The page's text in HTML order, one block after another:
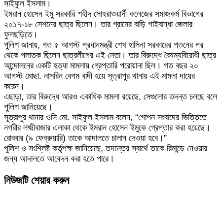
সাইফুল ইসলাম।
ইমরান হোসেন ইমু সরকারি শহীদ সোহরাওয়ার্দী কলেজের সমাজকর্ম বিভাগের
২০১৭-১৮ সেশনের ছাত্র ছিলেন। তার গ্রামের বাড়ি গাইবান্ধা জেলার
ফুলছড়িতে।
পুলিশ জানায়, গত ৫ আগস্ট প্রধানমন্ত্রী শেখ হাসিনা সরকারের পতনের পর
থেকে পলাতক ছিলেন ছাত্রলীগের এই নেতা। তার বিরুদ্ধে বৈষম্যবিরোধী ছাত্র
আন্দোলনের একটি হত্যা মামলায় গ্রেপ্তারি পরোয়ানা ছিল। গত বছর ২০
আগস্ট মোছা. নাসরিন বেগম বাদী হয়ে সূত্রাপুর থানায় এই মামলা দায়ের
করেন।
এছাড়া, তার বিরুদ্ধে আরও একাধিক মামলা রয়েছে, সেগুলোর তদন্ত চলছে বলে
পুলিশ জানিয়েছে।
সূত্রাপুর থানার ওসি মো. সাইফুল ইসলাম বলেন, “গোপন সংবাদের ভিত্তিতে
নগরীর লক্ষ্মীবাজার এলাকা থেকে ইমরান হোসেন ইমুকে গ্রেপ্তার করা হয়েছে।
রোববার (৯ ফেব্রুয়ারি) তাকে আদালতে চালান দেওয়া হবে।”
পুলিশ ও সংশ্লিষ্ট কর্তৃপক্ষ জানিয়েছে, তদন্তের স্বার্থে তাকে রিমান্ডে নেওয়ার
জন্য আদালতে আবেদন করা হতে পারে।
নিউজটি শেয়ার করুন